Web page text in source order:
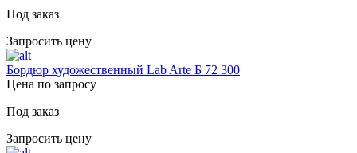
Под заказ
Запросить цену
Бордюр художественный Lab Arte Б 72 300
Цена по запросу
Под заказ
Запросить цену